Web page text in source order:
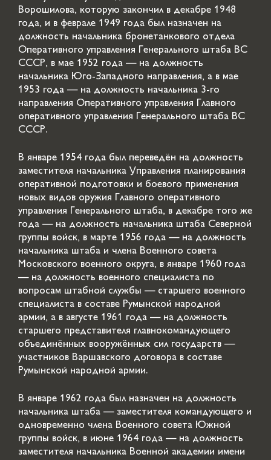
Ворошилова, которую закончил в декабре 1948
года, и в феврале 1949 года был назначен на
должность начальника бронетанкового отдела
Оперативного управления Генерального штаба ВС
СССР, в мае 1952 года — на должность
начальника Юго-Западного направления, а в мае
1953 года — на должность начальника 3-го
направления Оперативного управления Главного
оперативного управления Генерального штаба ВС
СССР.
В январе 1954 года был переведён на должность
заместителя начальника Управления планирования
оперативной подготовки и боевого применения
новых видов оружия Главного оперативного
управления Генерального штаба, в декабре того же
года — на должность начальника штаба Северной
группы войск, в марте 1956 года — на должность
начальника штаба и члена Военного совета
Московского военного округа, в январе 1960 года
— на должность военного специалиста по
вопросам штабной службы — старшего военного
специалиста в составе Румынской народной
армии, а в августе 1961 года — на должность
старшего представителя главнокомандующего
объединённых вооружённых сил государств —
участников Варшавского договора в составе
Румынской народной армии.
В январе 1962 года был назначен на должность
начальника штаба — заместителя командующего и
одновременно члена Военного совета Южной
группы войск, в июне 1964 года — на должность
заместителя начальника Военной академии имени